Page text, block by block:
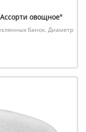
овощное"
банок. Диаметр